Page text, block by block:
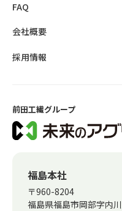
前田工繊グループ
福島本社
〒960-8204
福島県福島市岡部字内
FAQ
会社概要
採用情報